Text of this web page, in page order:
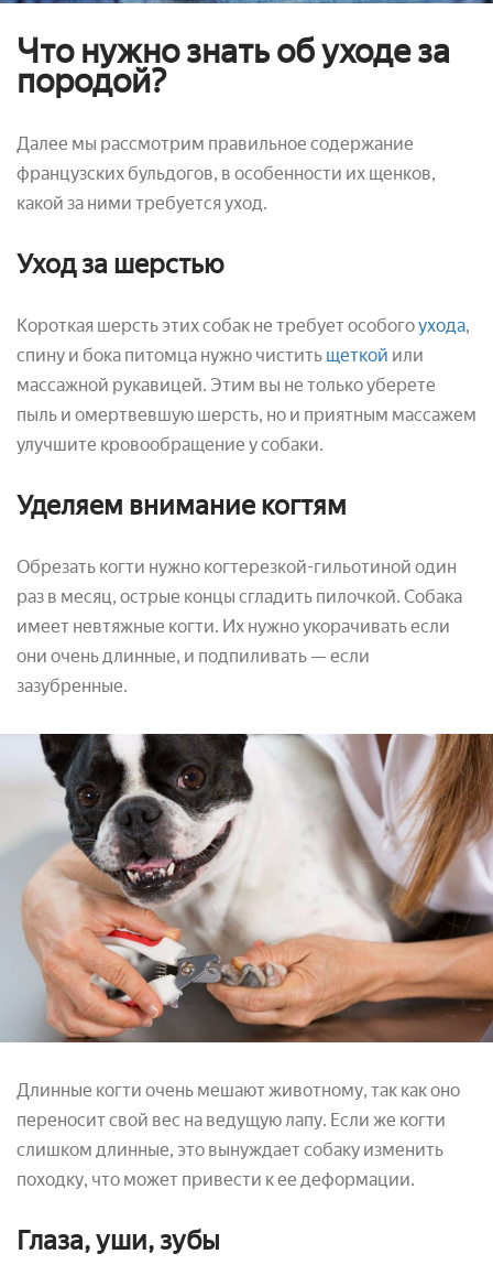
Что нужно знать об уходе за
породой?
Далее мы рассмотрим правильное содержание
французских бульдогов, в особенности их щенков,
какой за ними требуется уход.
Уход за шерстью
Короткая шерсть этих собак не требует особогоухода,
спину и бока питомца нужно чистить щеткой или
массажной рукавицей. Этим вы не только уберете
пыль и омертвевшую шерсть, но и приятным массажем
улучшите кровообращение у собаки.
Уделяем внимание когтям
Обрезать когти нужно когтерезкой-гильотиной один
раз в месяц, острые концы сгладить пилочкой. Собака
имеет невтяжные когти. Их нужно укорачивать если
они очень длинные, и подпиливать — если
зазубренные.
Длинные когти очень мешают животному, так как оно
переносит свой вес на ведущую лапу. Если же когти
слишком длинные, это вынуждает собаку изменить
походку, что может привести к ее деформации.
Глаза, уши, зубы